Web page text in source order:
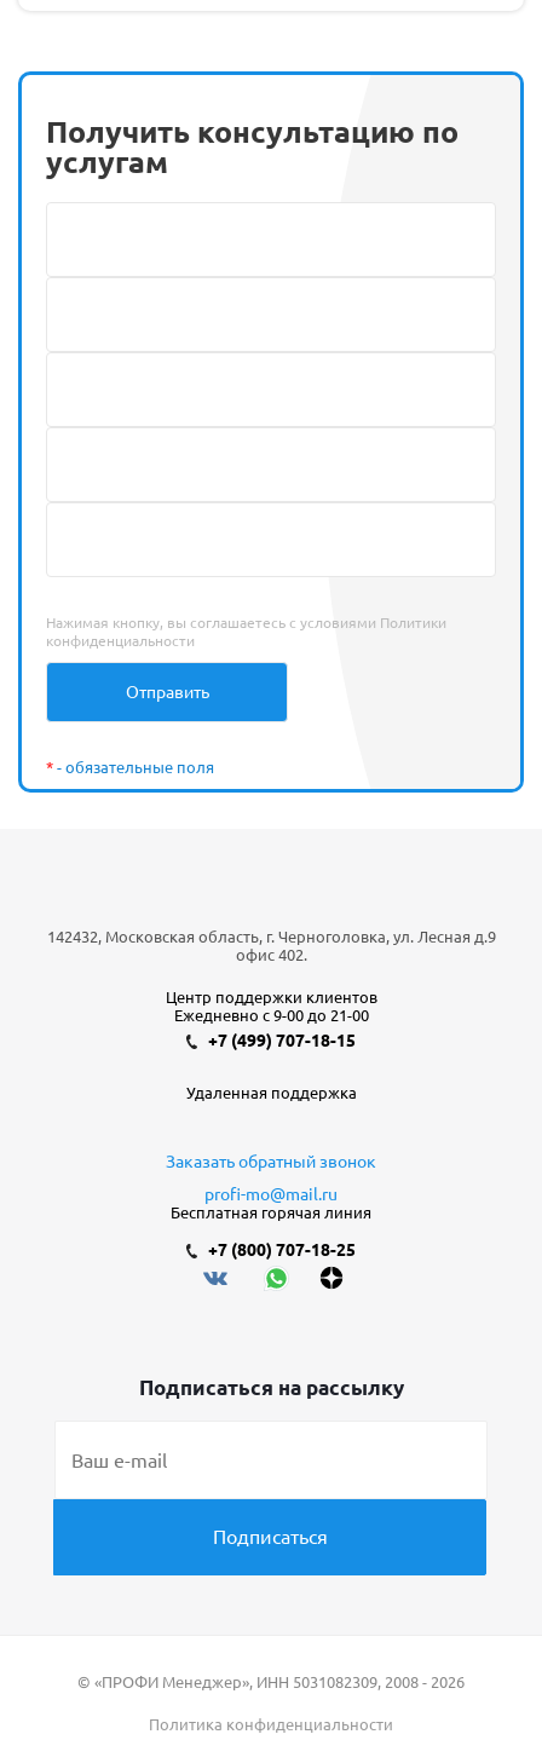
Получить консультацию по
услугам
Нажимая кнопку, вы соглашаетесь с условиями Политики
конфиденциальности
* - обязательные поля
142432, Московская область, г. Черноголовка, ул. Лесная д.9
офис 402.
Центр поддержки клиентов
Ежедневно с 9-00 до 21-00
+7 (499) 707-18-15
Удаленная поддержка
Заказать обратный звонок
profi-mo@mail.ru
Бесплатная горячая линия
+7 (800) 707-18-25
Подписаться на рассылку
© «ПРОФИ Менеджер», ИНН 5031082309, 2008 - 2026
Политика конфиденциальности